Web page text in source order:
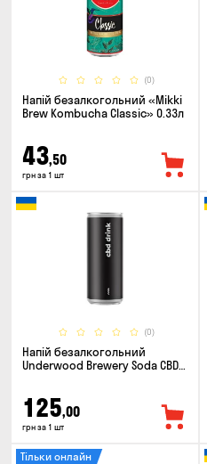
(0)
Напій безалкогольний «Mikki
Brew Kombucha Classic» 0.33л
43,50
грн за 1 шт
(0)
Напій безалкогольний
Underwood Brewery Soda CBD
125,00
грн за 1 шт
Тільки онлайн